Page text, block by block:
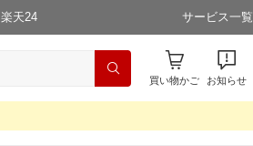
楽天24 サービス一覧
買い物かご お知らせ